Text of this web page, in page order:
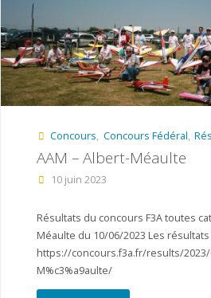
Concours, Concours Fédéral,
AAM – Albert-Méaulte
10 juin 2023
Résultats du concours F3A toutes
Méaulte du 10/06/2023 Les
https://concours.f3a.fr/results/2023/
M%c3%a9aulte/